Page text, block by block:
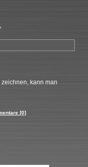
kann man
[0]